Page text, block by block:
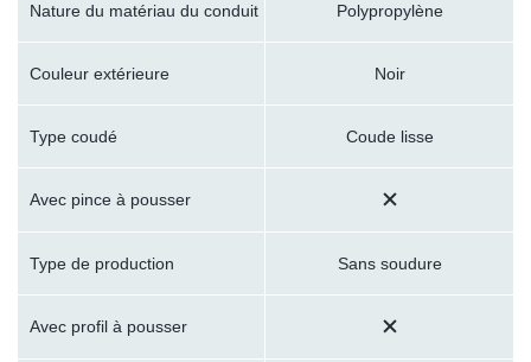
Nature du matériau du conduit Polypropylène
Couleur extérieure Noir
Type coudé Coude lisse
Avec pince à pousser
Type de production Sans soudure
Avec profil à pousser